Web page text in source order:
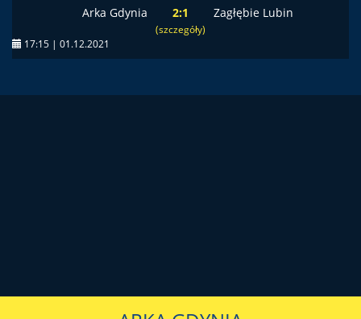
Arka Gdynia 2:1
(szczegóły)
Zagłębie Lubin
17:15 | 01.12.2021